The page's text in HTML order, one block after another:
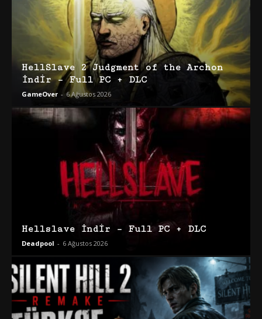
HellSlave 2 Judgment of the Archon
İndir – Full PC + DLC
GameOver - 6 Ağustos 2026
Hellslave İndir – Full PC + DLC
Deadpool - 6 Ağustos 2026